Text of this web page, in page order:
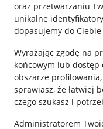
oraz przetwarzaniu
unikalne
dopasujemy do
Wyrażając zgodę na
końcowym lub
obszarze
sprawiasz, że łatwiej
czego szukasz i
Administratorem
Przydatne